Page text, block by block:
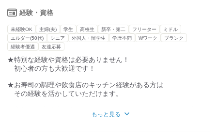
★まずはパック詰めの作業から始めて行き
握りや品出し作業を覚えていきます。
★先輩がついて一緒に作業をするので
分からないことは、その場ですぐに聞けるので
安心してください。
目利きが出来るようになり日々の買い物でも活かせます。
経験・資格
未経験OK 主婦(夫) 学生 高校生 新卒・第二 フリーター
ミドル
エルダー(50代)
シニア 外国人・留学生 学歴不問 Wワーク
ブランク
経験者優遇
友達応募
★特別な経験や資格は必要ありません！
初心者の方も大歓迎です！
★お寿司の調理や飲食店のキッチン経験がある方は
その経験を活かしていただけます。
★高校生・大学生・主婦（夫）・Wワーカー・フリーターの方歓
もっと見る